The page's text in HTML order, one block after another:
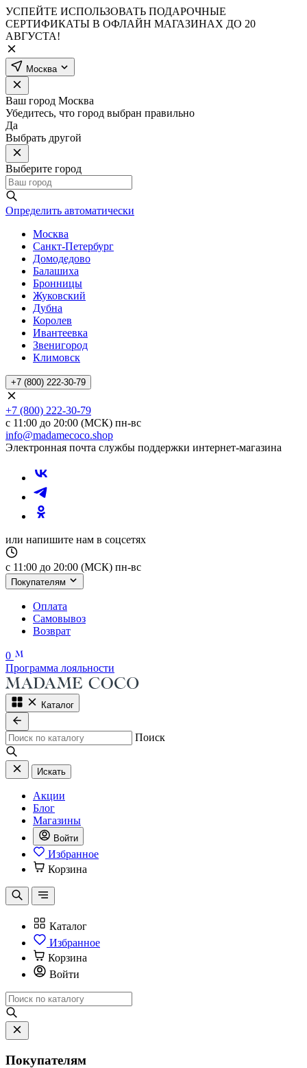
УСПЕЙТЕ ИСПОЛЬЗОВАТЬ ПОДАРОЧНЫЕ
СЕРТИФИКАТЫ В ОФЛАЙН МАГАЗИНАХ ДО 20
АВГУСТА!
Москва
Ваш город Москва
Убедитесь, что город выбран правильно
Да
Выбрать другой
Выберите город
Определить автоматически
Москва
Санкт-Петербург
Домодедово
Балашиха
Бронницы
Жуковский
Дубна
Королев
Ивантеевка
Звенигород
Климовск
+7 (800) 222-30-79
+7 (800) 222-30-79
с 11:00 до 20:00 (МСК) пн-вс
info@madamecoco.shop
Электронная почта службы поддержки интернет-магазина
или напишите нам в соцсетях
с 11:00 до 20:00 (МСК) пн-вс
Покупателям
Оплата
Самовывоз
Возврат
0
Программа лояльности
Каталог
Поиск
Искать
Акции
Блог
Магазины
Войти
Избранное
Корзина
Каталог
Избранное
Корзина
Войти
Покупателям